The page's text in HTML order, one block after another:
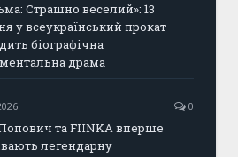
Страшно веселий»: 13
у всеукраїнський прокат
біографічна
драма
0
та FIÏNKA вперше
легендарну